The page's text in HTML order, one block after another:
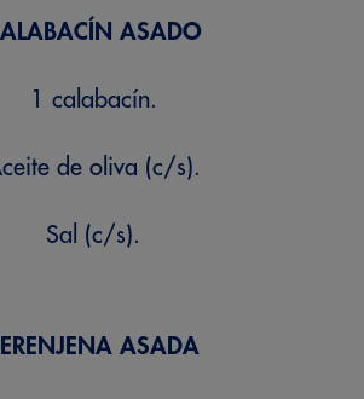
ASADO
1 calabacín.
de oliva (c/s).
Sal (c/s).
ASADA